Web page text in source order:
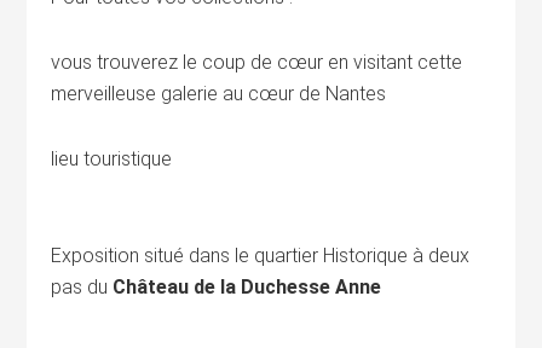
vous trouverez le coup de cœur en visitant cette
merveilleuse galerie au cœur de Nantes
lieu touristique
Exposition situé dans le quartier Historique à deux
pas du Château de la Duchesse Anne